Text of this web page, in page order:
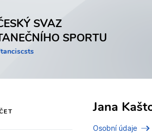
SVAZ
SPORTU
Jana
Osobní údaje